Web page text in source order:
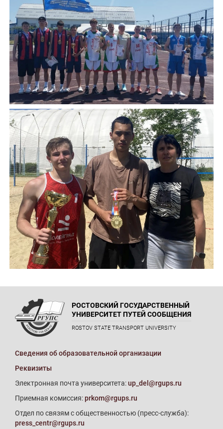
РОСТОВСКИЙ ГОСУДАРСТВЕННЫЙ
УНИВЕРСИТЕТ ПУТЕЙ СООБЩЕНИЯ
ROSTOV STATE TRANSPORT UNIVERSITY
Сведения об образовательной организации
Реквизиты
Электронная почта университета:up_del@rgups.ru
Приемная комиссия:prkom@rgups.ru
Отдел по связям с общественностью (пресс-служба):
press_centr@rgups.ru